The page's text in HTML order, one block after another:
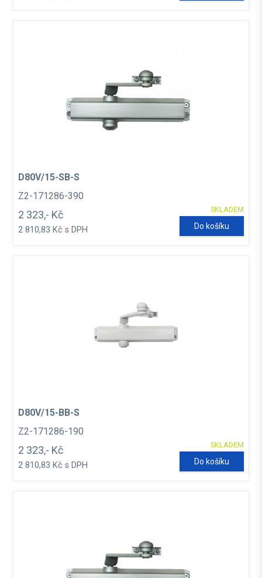
D80V/15-SB-S
Z2-171286-390
SKLADEM
2 323,- Kč
2 810,83 Kč s DPH Do košíku
D80V/15-BB-S
Z2-171286-190
SKLADEM
2 323,- Kč
2 810,83 Kč s DPH Do košíku